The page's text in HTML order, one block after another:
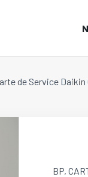
de Service Daikin
BP,